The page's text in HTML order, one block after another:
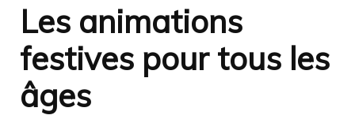
Les animations
festives pour tous les
âges